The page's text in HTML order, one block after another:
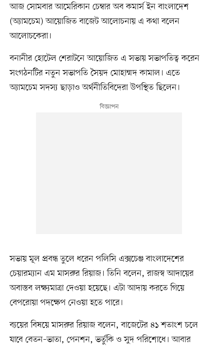
আজ সোমবার আমেরিকান চেম্বার অব কমার্স ইন বাংলাদেশ
(অ্যামচেম) আয়োজিত বাজেট আলোচনায় এ কথা বলেন
আলোচকেরা।
বনানীর হোটেল শেরাটনে আয়োজিত এ সভায় সভাপতিত্ব করেন
সংগঠনটির নতুন সভাপতি সৈয়দ মোহাম্মদ কামাল। এতে
অ্যামচেম সদস্য ছাড়াও অর্থনীতিবিদেরা উপস্থিত ছিলেন।
সভায় মূল প্রবন্ধ তুলে ধরেন পলিসি এক্সচেঞ্জ বাংলাদেশের
চেয়ারম্যান এম মাসরুর রিয়াজ। তিনি বলেন, রাজস্ব আদায়ের
অবাস্তব লক্ষ্যমাত্রা দেওয়া হয়েছে। এটা আদায় করতে গিয়ে
বেপরোয়া পদক্ষেপ নেওয়া হতে পারে।
ব্যয়ের বিষয়ে মাসরুর রিয়াজ বলেন, বাজেটের ৪১ শতাংশ চলে
যাবে বেতন–ভাতা, পেনশন, ভর্তুকি ও সুদ পরিশোধে। আবার